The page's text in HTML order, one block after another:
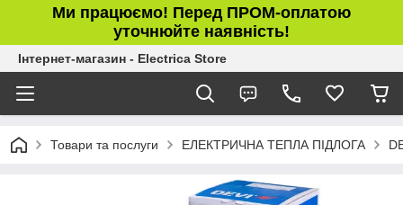
Ми працюємо! Перед ПРОМ-оплатою
уточнюйте наявність!
Інтернет-магазин - Electrica Store
Товари та послуги ЕЛЕКТРИЧНА ТЕПЛА ПІДЛОГА